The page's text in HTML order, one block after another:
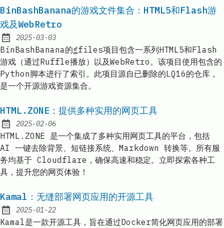
BinBashBanana的游戏文件集合：HTML5和Flash游
戏及WebRetro
Published:
2025-03-03
BinBashBanana的gfiles项目包含一系列HTML5和Flash
游戏（通过Ruffle播放）以及WebRetro。该项目使用包含的
Python脚本进行了索引。此项目源自已删除的LQ16的仓库，
是一个开源游戏资源集合。
HTML.ZONE：提供多种实用的网页工具
Published:
2025-02-06
HTML.ZONE 是一个集成了多种实用网页工具的平台，包括
AI 一键去除背景、短链接系统、Markdown 转换等。所有服
务均基于 Cloudflare，确保高速和稳定。立即探索各种工
具，提升您的网页体验！
Kamal：无缝部署网页应用的开源工具
Published:
2025-01-22
Kamal是一款开源工具，旨在通过Docker简化网页应用的部署